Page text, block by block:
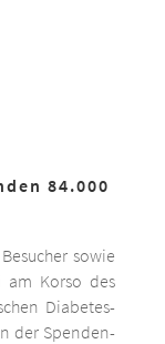
84.000
sowie
am Korso des
Diabetes-
der Spenden-